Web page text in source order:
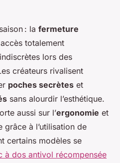
: la fermeture
totalement
lors des
créateurs rivalisent
poches secrètes et
sans alourdir l’esthétique.
aussi sur l’ergonomie et
à l’utilisation de
certains modèles se
à dos antivol récompensée